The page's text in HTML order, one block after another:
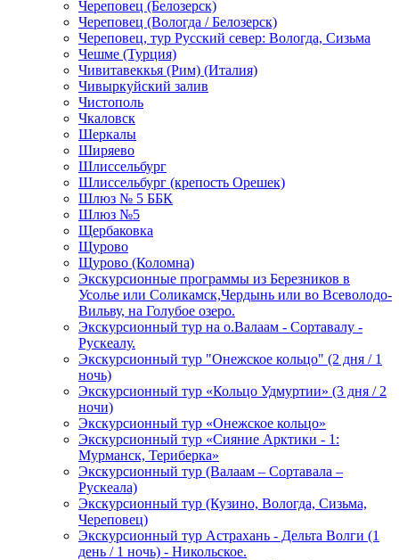
Череповец (Белозерск)
Череповец (Вологда / Белозерск)
Череповец, тур Русский север: Вологда, Сизьма
Чешме (Турция)
Чивитавеккья (Рим) (Италия)
Чивыркуйский залив
Чистополь
Чкаловск
Шеркалы
Ширяево
Шлиссельбург
Шлиссельбург (крепость Орешек)
Шлюз № 5 ББК
Шлюз №5
Щербаковка
Щурово
Щурово (Коломна)
Экскурсионные программы из Березников в
Усолье или Соликамск,Чердынь или во Всеволодо-
Вильву, на Голубое озеро.
Экскурсионный тур на о.Валаам - Сортавалу -
Рускеалу.
Экскурсионный тур "Онежское кольцо" (2 дня / 1
ночь)
Экскурсионный тур «Кольцо Удмуртии» (3 дня / 2
ночи)
Экскурсионный тур «Онежское кольцо»
Экскурсионный тур «Сияние Арктики - 1:
Мурманск, Териберка»
Экскурсионный тур (Валаам – Сортавала –
Рускеала)
Экскурсионный тур (Кузино, Вологда, Сизьма,
Череповец)
Экскурсионный тур Астрахань - Дельта Волги (1
день / 1 ночь) - Никольское.